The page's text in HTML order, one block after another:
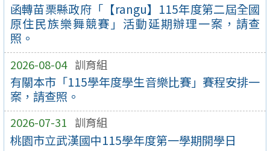
函轉苗栗縣政府「【rangu】115年度第二屆全國
原住民族樂舞競賽」活動延期辦理一案，請查
照。
2026-08-04 訓育組
有關本市「115學年度學生音樂比賽」賽程安排一
案，請查照。
2026-07-31 訓育組
桃園市立武漢國中115學年度第一學期開學日